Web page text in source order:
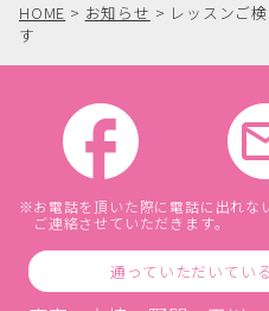
HOME > お知らせ > レッスンご
す
お電話を頂いた際に電話に出れな
ご連絡させていただきます。
通っていただいてい